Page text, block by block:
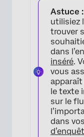
Astuce :
utilisiez
trouver
dans
inséré.
vous
apparaît
le texte
sur le
dans